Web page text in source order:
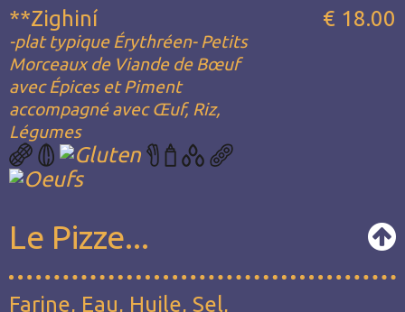
**Zighiní
-plat typique Érythréen- Petits
Morceaux de Viande de Bœuf
avec Épices et Piment
accompagné avec Œuf, Riz,
Légumes
€ 18.00
Le Pizze...
Farine, Eau, Huile, Sel,